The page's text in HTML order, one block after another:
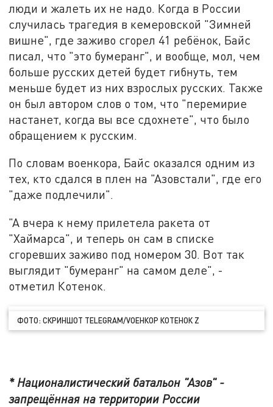
люди и жалеть их не надо. Когда в России
случилась трагедия в кемеровской "Зимней
вишне", где заживо сгорел 41 ребёнок, Байс
писал, что "это бумеранг", и вообще, мол, чем
больше русских детей будет гибнуть, тем
меньше будет из них взрослых русских. Также
он был автором слов о том, что "перемирие
настанет, когда вы все сдохнете", что было
обращением к русским.
По словам военкора, Байс оказался одним из
тех, кто сдался в плен на "Азовстали", где его
"даже подлечили".
"А вчера к нему прилетела ракета от
"Хаймарса", и теперь он сам в списке
сгоревших заживо под номером 30. Вот так
выглядит "бумеранг" на самом деле", -
отметил Котенок.
ФОТО: СКРИНШОТ TELEGRAM/VОЕНКОР КОТЕНОК Z
* Националистический батальон "Азов" -
запрещённая на территории России